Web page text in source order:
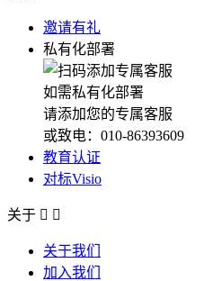
邀请有礼
私有化部署
如需私有化部署
请添加您的专属客服
或致电：010-86393609
教育认证
对标Visio
关于  
关于我们
加入我们